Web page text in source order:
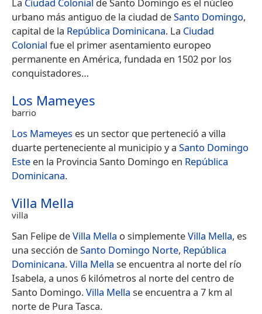
La Ciudad Colonial de Santo Domingo es el núcleo
urbano más antiguo de la ciudad deSanto Domingo,
capital de la República Dominicana. La Ciudad
Colonial fue el primer asentamiento europeo
permanente en América, fundada en 1502 por los
conquistadores…
Los Mameyes
barrio
Los Mameyes es un sector que perteneció a villa
duarte perteneciente al municipio y a Santo Domingo
Este en la Provincia Santo Domingo en República
Dominicana.
Villa Mella
villa
San Felipe deVilla Mella o simplementeVilla Mella, es
una sección deSanto Domingo Norte, República
Dominicana.Villa Mella se encuentra al norte del río
Isabela, a unos 6 kilómetros al norte del centro de
Santo Domingo.Villa Mella se encuentra a 7 km al
norte de Pura Tasca.